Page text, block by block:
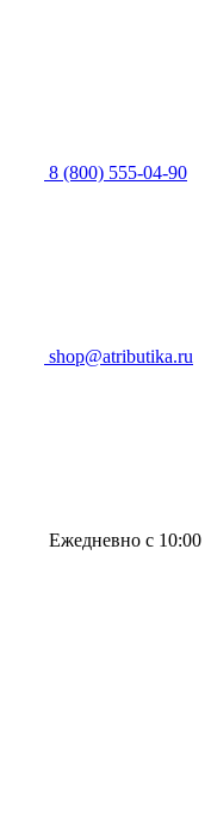
8 (800) 555-04-90
shop@atributika.ru
Ежедневно с 10:00